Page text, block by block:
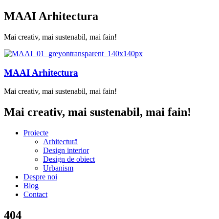
MAAI Arhitectura
Mai creativ, mai sustenabil, mai fain!
MAAI Arhitectura
Mai creativ, mai sustenabil, mai fain!
Mai creativ, mai sustenabil, mai fain!
Proiecte
Arhitectură
Design interior
Design de obiect
Urbanism
Despre noi
Blog
Contact
404